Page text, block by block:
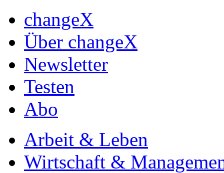
changeX
Über changeX
Newsletter
Testen
Abo
Arbeit & Leben
Wirtschaft &